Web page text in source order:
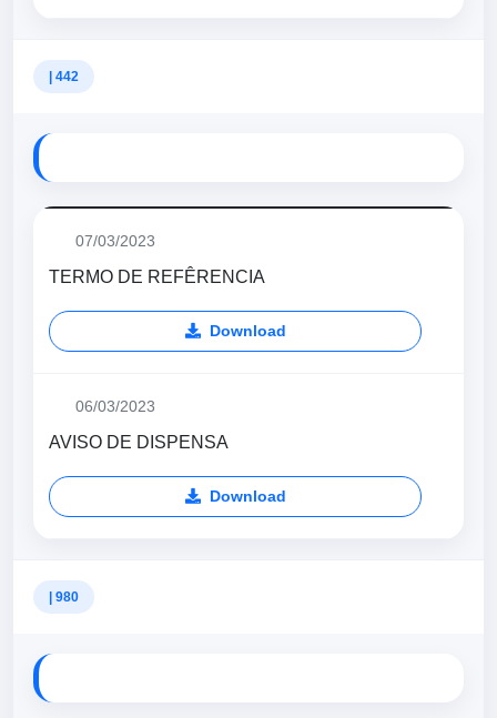
| 442
07/03/2023
TERMO DE REFÊRENCIA
Download
06/03/2023
AVISO DE DISPENSA
Download
| 980